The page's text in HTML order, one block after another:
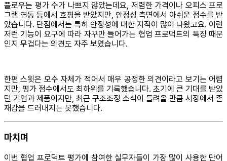
플로우는 평가 수가 나쁘지 않았는데요, 저렴한 가격이나 오피스 프로
그램 연동 등에서 호평을 받았지만, 안정성 측면에서 아쉬운 점수를 받
았습니다. 단점에서는 특히 안정성에 대한 지적이 많이 나왔고요. 이런
저런 기능이 요구에 따라 자꾸만 들어가는 협업 프로덕트의 특징 때문
인지 무겁다는 의견도 자주 보였습니다.
한편 스윗은 모수 자체가 적어서 매우 공정한 의견이라고 보기는 어렵
지만, 평가 점수에서도 최하위를 기록했습니다. 초기에 큰 기대를 받았
던 기업과 제품이지만, 최근 구조조정 소식이 들려올 만큼 시장에서 존
재감을 드러내지는 못했습니다.
마치며
이번 협업 프로덕트 평가에 참여한 실무자들이 가장 많이 사용한 단어